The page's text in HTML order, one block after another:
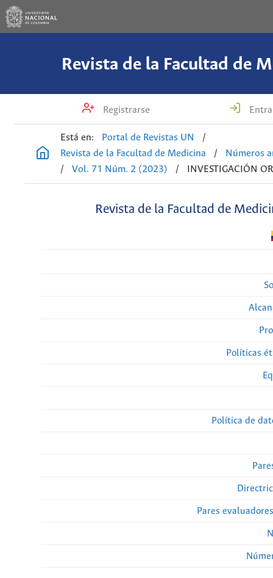
Revista de la Facultad de
Registrarse
Está en: Portal de Revistas UN
/
Revista de la Facultad de Medicina
/
Números
/
Vol. 71 Núm. 2 (2023) / INVESTIGACIÓN
Revista de la Facultad de
Políticas
Política de
Pares